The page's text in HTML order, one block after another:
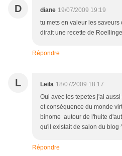
D diane 19/07/2009 19:19
tu mets en valeur les
dirait une recette de
Répondre
L Leila 18/07/2009 18:17
Oui avec les tepetes j'ai
et conséquence du monde
binome autour de l'huite
qu'il existait de salon du blog
Répondre